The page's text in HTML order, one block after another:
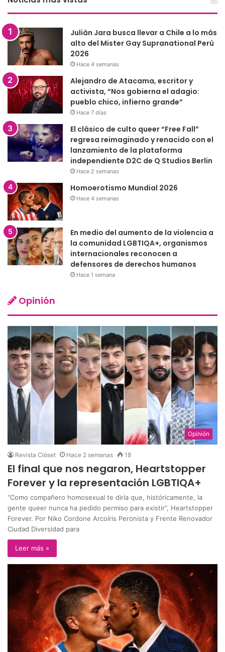
Julián Jara busca llevar a Chile a lo más
alto del Mister Gay Supranational Perú
2026
Hace 4 semanas
Alejandro de Atacama, escritor y
activista, “Nos gobierna el adagio:
pueblo chico, infierno grande”
Hace 7 días
El clásico de culto queer “Free Fall”
regresa reimaginado y renacido con el
lanzamiento de la plataforma
independiente D2C de Q Studios Berlin
Hace 2 semanas
Homoerotismo Mundial 2026
Hace 4 semanas
En medio del aumento de la violencia a
la comunidad LGBTIQA+, organismos
internacionales reconocen a
defensores de derechos humanos
Hace 1 semana
Opinión
Opinión
Revista Clóset Hace 2 semanas 18
El final que nos negaron, Heartstopper
Forever y la representación LGBTIQA+
“Como compañero homosexual te diría que, históricamente, la
gente queer nunca ha pedido permiso para existir”, Heartstopper
Forever. Por Niko Cordone Arcoíris Peronista y Frente Renovador
Ciudad Diversidad para
Leer más »